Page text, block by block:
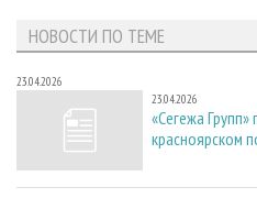
НОВОСТИ ПО ТЕМЕ
23.04.2026
23.04.2026
«Сегежа
красноярском